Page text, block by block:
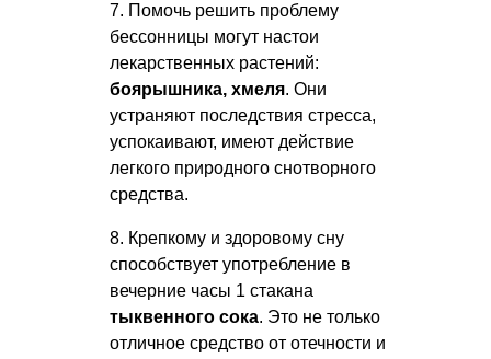
7. Помочь решить проблему
бессонницы могут настои
лекарственных растений:
боярышника, хмеля. Они
устраняют последствия стресса,
успокаивают, имеют действие
легкого природного снотворного
средства.
8. Крепкому и здоровому сну
способствует употребление в
вечерние часы 1 стакана
тыквенного сока. Это не только
отличное средство от отечности и